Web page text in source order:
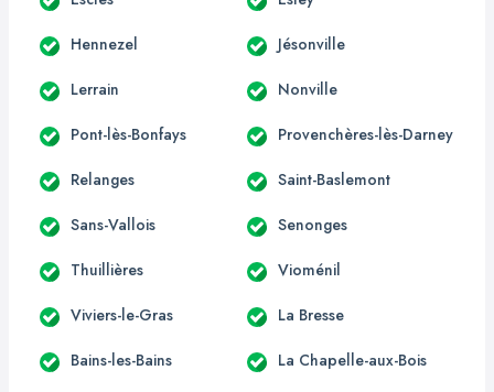
Hennezel Jésonville
Lerrain Nonville
Pont-lès-Bonfays Provenchères-lès-Darney
Relanges Saint-Baslemont
Sans-Vallois Senonges
Thuillières Vioménil
Viviers-le-Gras La Bresse
Bains-les-Bains La Chapelle-aux-Bois